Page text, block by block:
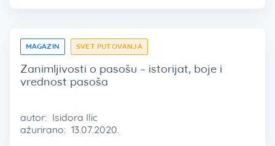
MAGAZIN SVET PUTOVANJA
Zanimljivosti o pasošu – istorijat, boje i
vrednost pasoša
autor: Isidora Ilic
ažurirano: 13.07.2020.